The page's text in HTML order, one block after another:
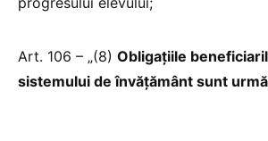
Art. 106 – „(8) Obligațiile
sistemului de învățământ sunt